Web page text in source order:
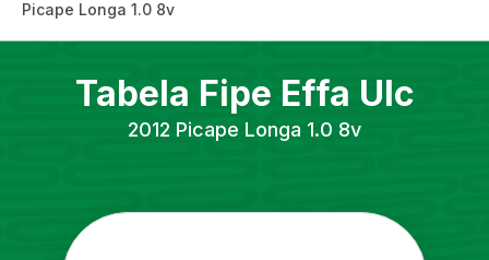
Picape Longa 1.0 8v
Tabela Fipe Effa Ulc
2012 Picape Longa 1.0 8v